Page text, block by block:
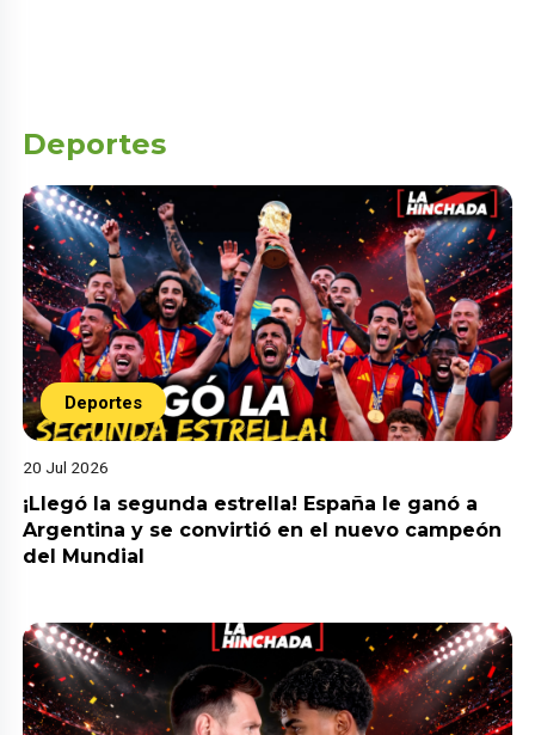
Deportes
Deportes
20 Jul 2026
¡Llegó la segunda estrella! España le ganó a
Argentina y se convirtió en el nuevo campeón
del Mundial